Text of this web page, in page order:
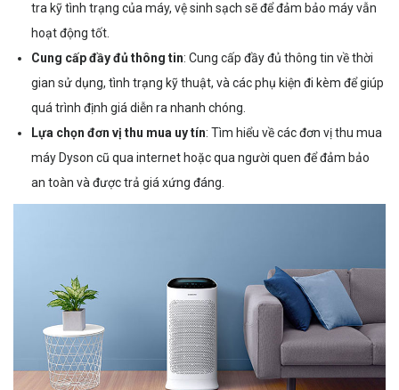
tra kỹ tình trạng của máy, vệ sinh sạch sẽ để đảm bảo máy vẫn
hoạt động tốt.
Cung cấp đầy đủ thông tin: Cung cấp đầy đủ thông tin về thời
gian sử dụng, tình trạng kỹ thuật, và các phụ kiện đi kèm để giúp
quá trình định giá diễn ra nhanh chóng.
Lựa chọn đơn vị thu mua uy tín: Tìm hiểu về các đơn vị thu mua
máy Dyson cũ qua internet hoặc qua người quen để đảm bảo
an toàn và được trả giá xứng đáng.